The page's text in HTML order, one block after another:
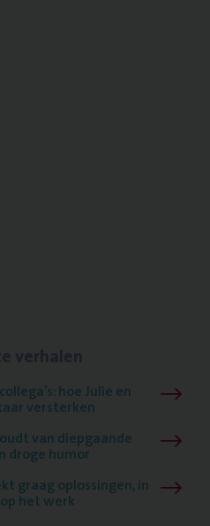
hoe Julie en
versterken
van diepgaande
droge humor
graag oplossingen, in
het werk